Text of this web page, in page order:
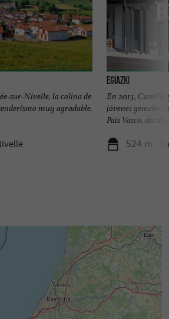
sur-Nivelle, la colina de
muy agradable.
Egiazki
En 2013,
jóvenes gemelos
País Vasco,
524 m -